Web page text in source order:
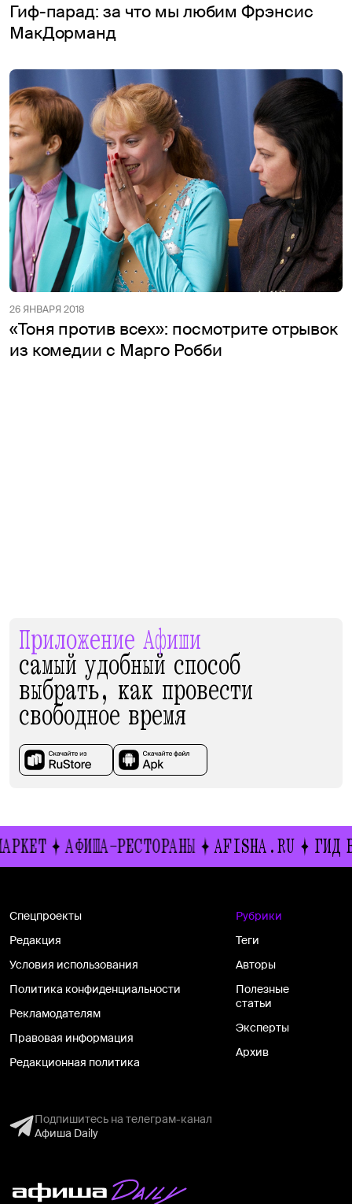
Гиф-парад: за что мы любим Фрэнсис
МакДорманд
26 ЯНВАРЯ 2018
«Тоня против всех»: посмотрите отрывок
из комедии с Марго Робби
Приложение Афиши
самый удобный способ
выбрать, как провести
свободное время
АФИША-РЕСТОРАНЫ AFISHA.RU ГИД
Спецпроекты
Редакция
Условия использования
Политика конфиденциальности
Рекламодателям
Правовая информация
Редакционная политика
Рубрики
Теги
Авторы
Полезные
статьи
Эксперты
Архив
Подпишитесь на телеграм-канал
Афиша Daily